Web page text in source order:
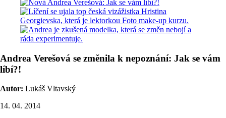
Andrea Verešová se změnila k nepoznání: Jak se vám
líbí?!
Autor: Lukáš Vltavský
14. 04. 2014